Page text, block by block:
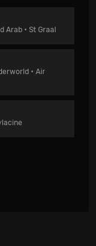
Arab • St Graal
• Air